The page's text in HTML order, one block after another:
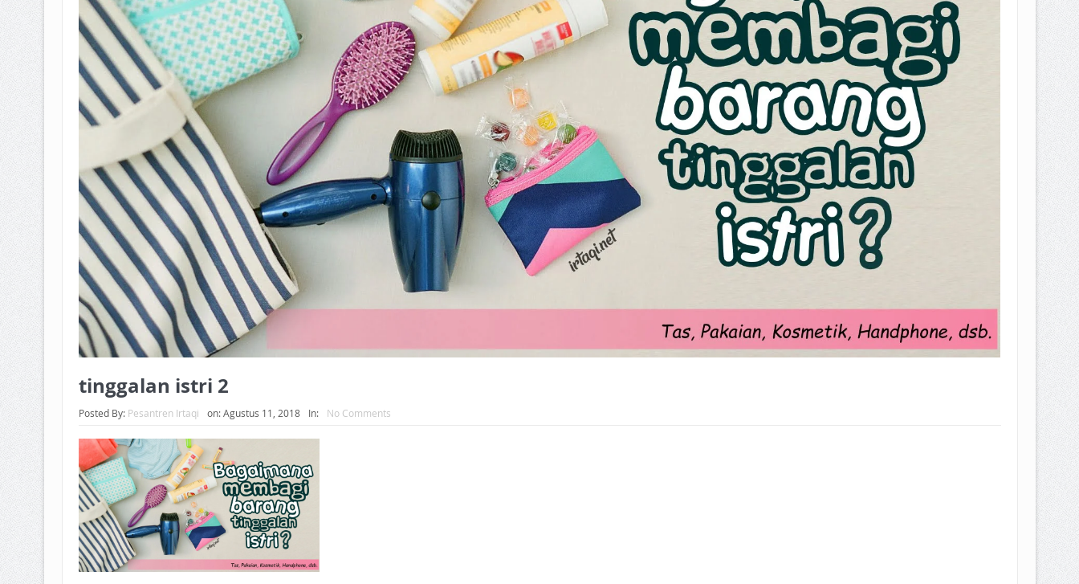
tinggalan istri 2
Posted By: Pesantren Irtaqi on:Agustus 11, 2018 In: No Comments